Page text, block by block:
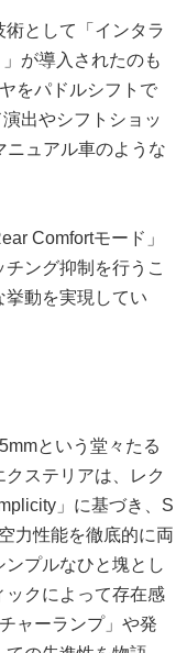
として「インタラ
が導入されたのも
をパドルシフトで
出やシフトショッ
ニュアル車のような
Comfortモード」
ング抑制を行うこ
挙動を実現してい
という堂々たる
ステリアは、レク
」に基づき、S
力性能を徹底的に両
プルなひと塊とし
ックによって存在感
ャーランプ」や発